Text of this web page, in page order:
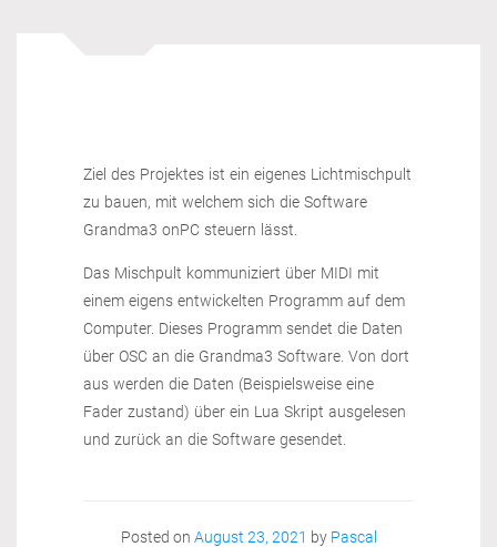
Ziel des Projektes ist ein eigenes Lichtmischpult
zu bauen, mit welchem sich die Software
Grandma3 onPC steuern lässt.
Das Mischpult kommuniziert über MIDI mit
einem eigens entwickelten Programm auf dem
Computer. Dieses Programm sendet die Daten
über OSC an die Grandma3 Software. Von dort
aus werden die Daten (Beispielsweise eine
Fader zustand) über ein Lua Skript ausgelesen
und zurück an die Software gesendet.
Posted on August 23, 2021 by Pascal